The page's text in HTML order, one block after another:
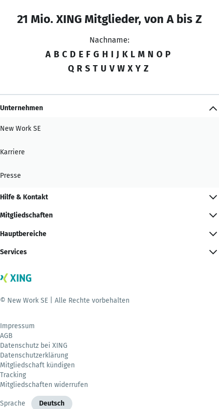
21 Mio. XING Mitglieder, von A bis Z
Nachname:
A B C D E F G H I J K L M N O P
Q R S T U V W X Y Z
Unternehmen
New Work SE
Karriere
Presse
Hilfe & Kontakt
Mitgliedschaften
Hauptbereiche
Services
© New Work SE | Alle Rechte vorbehalten
Impressum
AGB
Datenschutz bei XING
Datenschutzerklärung
Mitgliedschaft kündigen
Tracking
Mitgliedschaften widerrufen
Sprache Deutsch